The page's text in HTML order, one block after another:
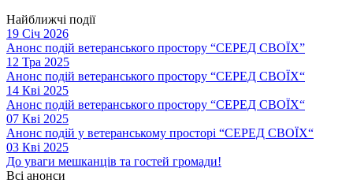
Найближчі події
19 Січ 2026
Анонс подій ветеранського простору “СЕРЕД СВОЇХ”
12 Тра 2025
Анонс подій ветеранського простору “СЕРЕД СВОЇХ“
14 Кві 2025
Анонс подій ветеранського простору “СЕРЕД СВОЇХ“
07 Кві 2025
Анонс подій у ветеранському просторі “СЕРЕД СВОЇХ“
03 Кві 2025
До уваги мешканців та гостей громади!
Всі анонси